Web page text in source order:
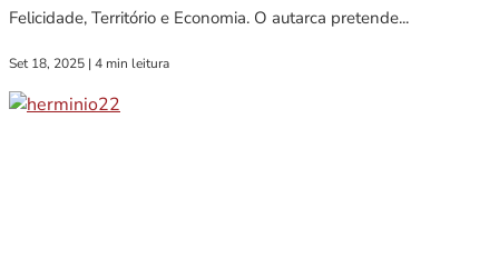
Felicidade, Território e Economia. O autarca pretende...
Set 18, 2025 | 4 min leitura